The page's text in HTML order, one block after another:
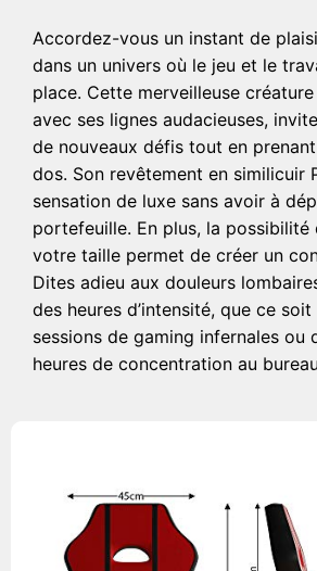
Accordez-vous un instant de
dans un univers où le jeu et le
place. Cette merveilleuse
avec ses lignes audacieuses,
de nouveaux défis tout en
dos. Son revêtement en similicuir
sensation de luxe sans avoir à
portefeuille. En plus, la possibilité
votre taille permet de créer un
Dites adieu aux douleurs
des heures d’intensité, que ce
sessions de gaming infernales ou
heures de concentration au